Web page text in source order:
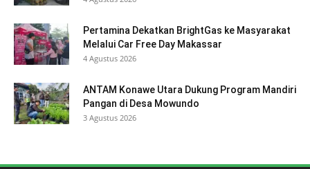
Pertamina Dekatkan BrightGas ke Masyarakat
Melalui Car Free Day Makassar
4 Agustus 2026
ANTAM Konawe Utara Dukung Program Mandiri
Pangan di Desa Mowundo
3 Agustus 2026